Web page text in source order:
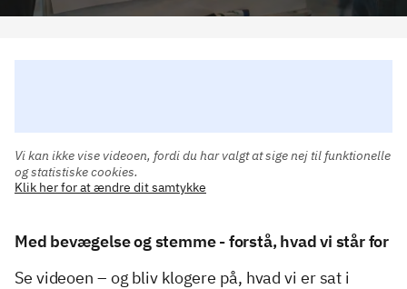
Vi kan ikke vise videoen, fordi du har valgt at sige nej til funktionelle
og statistiske cookies.
Klik her for at ændre dit samtykke
Med bevægelse og stemme - forstå, hvad vi står for
Se videoen – og bliv klogere på, hvad vi er sat i